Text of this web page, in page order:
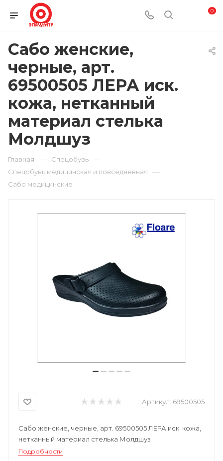
0
Сабо женские,
черные, арт.
69500505 ЛЕРА иск.
кожа, нетканный
материал стелька
Молдшуз
Главная — Спецобувь —
Спецобувь медицинская и повседневная —
Сабо медицинские
Артикул: 69500505
Сабо женские, черные, арт. 69500505 ЛЕРА иск. кожа,
нетканный материал стелька Молдшуз
Подробности